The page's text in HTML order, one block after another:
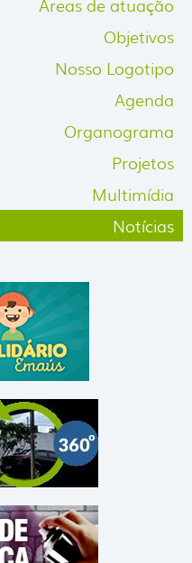
Áreas de atuação
Objetivos
Nosso Logotipo
Agenda
Organograma
Projetos
Multimídia
Notícias